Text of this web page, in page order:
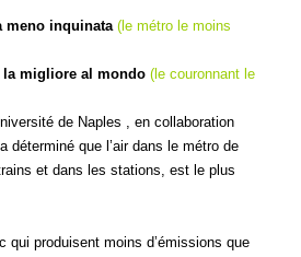
meno inquinata (le métro le moins
migliore al mondo (le couronnant le
de Naples , en collaboration
déterminé que l’air dans le métro de
et dans les stations, est le plus
qui produisent moins d’émissions que